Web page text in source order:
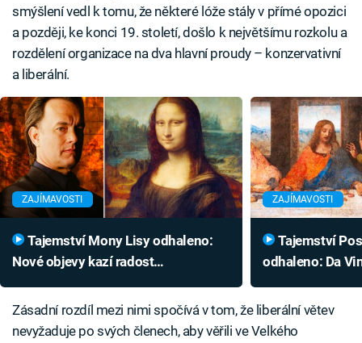
smýšlení vedl k tomu, že některé lóže stály v přímé opozici
a později, ke konci 19. století, došlo k největšímu rozkolu a
rozdělení organizace na dva hlavní proudy – konzervativní
a liberální.
ZAJÍMAVOSTI
Nové objevy kazí radost
její úsměv
ZAJÍMAVOSTI
odhaleno: Da
Zásadní rozdíl mezi nimi spočívá v tom, že liberální větev
nevyžaduje po svých členech, aby věřili ve Velkého